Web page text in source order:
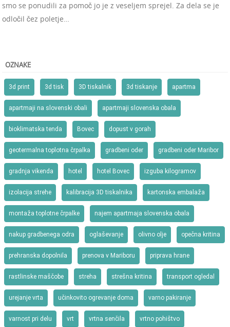
smo se ponudili za pomoč jo je z veseljem sprejel. Za dela se je
odločil čez poletje…
OZNAKE
3d print 3d tisk 3D tiskalnik 3d tiskanje apartma
apartmaji na slovenski obali apartmaji slovenska obala
bioklimatska tenda Bovec dopust v gorah
geotermalna toplotna črpalka gradbeni oder gradbeni oder Maribor
gradnja vikenda hotel hotel Bovec izguba kilogramov
izolacija strehe kalibracija 3D tiskalnika kartonska embalaža
montaža toplotne črpalke najem apartmaja slovenska obala
nakup gradbenega odra oglaševanje olivno olje opečna kritina
prehranska dopolnila prenova v Mariboru priprava hrane
rastlinske maščobe streha strešna kritina transport ogledal
urejanje vrta učinkovito ogrevanje doma varno pakiranje
varnost pri delu vrt vrtna senčila vrtno pohištvo